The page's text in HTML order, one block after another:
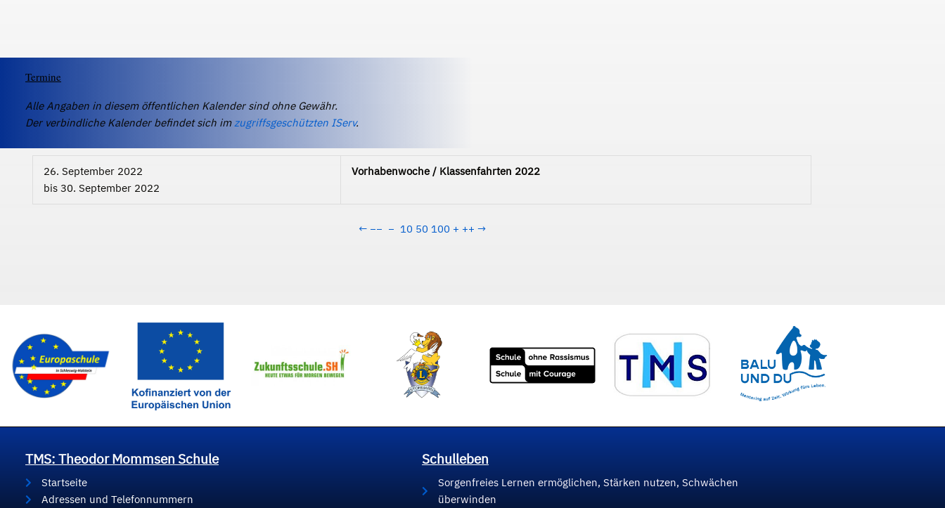
Termine
Alle Angaben in diesem öffentlichen Kalender sind ohne Gewähr.
Der verbindliche Kalender befindet sich imzugriffsgeschützten IServ.
26. September 2022
bis 30. September 2022
Vorhabenwoche / Klassenfahrten 2022
← −− − 10 50 100 + ++ →
TMS: Theodor Mommsen Schule
Startseite
Adressen und Telefonnummern
Schulleben
Sorgenfreies Lernen ermöglichen, Stärken nutzen, Schwächen
überwinden